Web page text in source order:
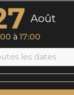
Août
à 17:00
les dates